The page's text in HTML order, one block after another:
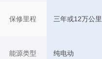
保修里程
能源类型
三年或12万公里
纯电动